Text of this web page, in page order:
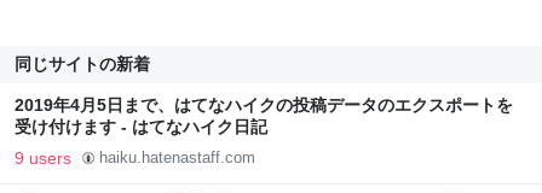
同じサイトの新着
2019年4月5日まで、はてなハイクの投稿データのエクスポートを
受け付けます - はてなハイク日記
9 users haiku.hatenastaff.com